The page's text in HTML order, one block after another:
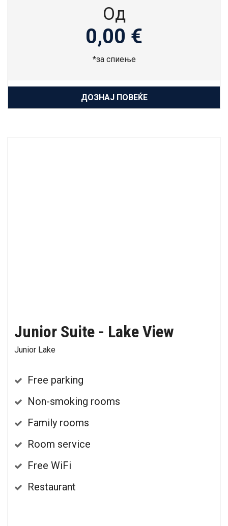
Од
0,00 €
*за спиење
ДОЗНАЈ ПОВЕЌЕ
Junior Suite - Lake View
Junior Lake
Free parking
Non-smoking rooms
Family rooms
Room service
Free WiFi
Restaurant